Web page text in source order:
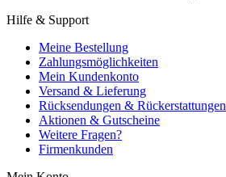
Hilfe & Support
Meine Bestellung
Zahlungsmöglichkeiten
Mein Kundenkonto
Versand & Lieferung
Rücksendungen & Rückerstattungen
Aktionen & Gutscheine
Weitere Fragen?
Firmenkunden